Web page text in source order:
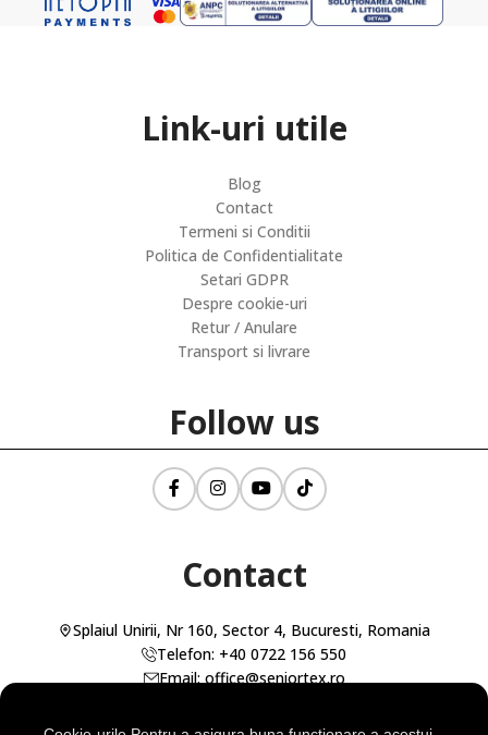
Link-uri utile
Blog
Contact
Termeni si Conditii
Politica de Confidentialitate
Setari GDPR
Despre cookie-uri
Retur / Anulare
Transport si livrare
Follow us
Contact
Splaiul Unirii, Nr 160, Sector 4, Bucuresti, Romania
Telefon: +40 0722 156 550
Email: office@seniortex.ro